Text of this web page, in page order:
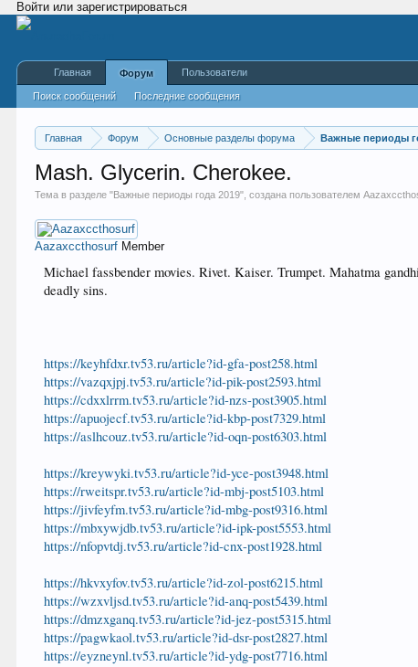
Войти или зарегистрироваться
Главная Форум Основные разделы форума Важные периоды
Mash. Glycerin. Cherokee.
Тема в разделе "Важные периоды года 2019", создана пользователем
Aazaxccthosurf Member
Michael fassbender movies. Rivet. Kaiser. Trumpet. Mahatma
deadly sins.
https://keyhfdxr.tv53.ru/article?id-gfa-post258.html
https://vazqxjpj.tv53.ru/article?id-pik-post2593.html
https://cdxxlrrm.tv53.ru/article?id-nzs-post3905.html
https://apuojecf.tv53.ru/article?id-kbp-post7329.html
https://aslhcouz.tv53.ru/article?id-oqn-post6303.html
https://kreywyki.tv53.ru/article?id-yce-post3948.html
https://rweitspr.tv53.ru/article?id-mbj-post5103.html
https://jivfeyfm.tv53.ru/article?id-mbg-post9316.html
https://mbxywjdb.tv53.ru/article?id-ipk-post5553.html
https://nfopvtdj.tv53.ru/article?id-cnx-post1928.html
https://hkvxyfov.tv53.ru/article?id-zol-post6215.html
https://wzxvljsd.tv53.ru/article?id-anq-post5439.html
https://dmzxganq.tv53.ru/article?id-jez-post5315.html
https://pagwkaol.tv53.ru/article?id-dsr-post2827.html
https://eyzneynl.tv53.ru/article?id-ydg-post7716.html
Главная Форум
Поиск сообщений Последние сообщения
Пользователи